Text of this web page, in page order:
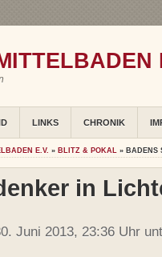
LINKS CHRONIK
E.V. » BLITZ & POKAL » BADENS
in
Juni 2013, 23:36 Uhr